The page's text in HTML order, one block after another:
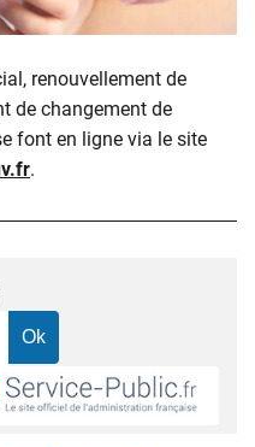
renouvellement de
de changement de
font en ligne via le site
.